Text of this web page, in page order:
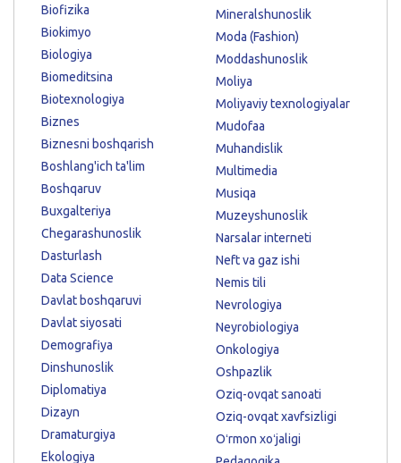
Biofizika
Biokimyo
Biologiya
Biomeditsina
Biotexnologiya
Biznes
Biznesni boshqarish
Boshlang'ich ta'lim
Boshqaruv
Buxgalteriya
Chegarashunoslik
Dasturlash
Data Science
Davlat boshqaruvi
Davlat siyosati
Demografiya
Dinshunoslik
Diplomatiya
Dizayn
Dramaturgiya
Ekologiya
Mineralshunoslik
Moda (Fashion)
Moddashunoslik
Moliya
Moliyaviy texnologiyalar
Mudofaa
Muhandislik
Multimedia
Musiqa
Muzeyshunoslik
Narsalar interneti
Neft va gaz ishi
Nemis tili
Nevrologiya
Neyrobiologiya
Onkologiya
Oshpazlik
Oziq-ovqat sanoati
Oziq-ovqat xavfsizligi
Oʻrmon xoʻjaligi